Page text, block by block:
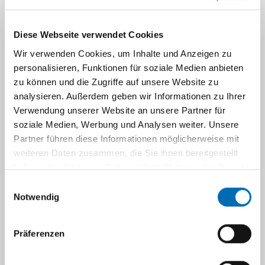
Diese Webseite verwendet Cookies
Wir verwenden Cookies, um Inhalte und Anzeigen zu
personalisieren, Funktionen für soziale Medien anbieten
zu können und die Zugriffe auf unsere Website zu
analysieren. Außerdem geben wir Informationen zu Ihrer
Verwendung unserer Website an unsere Partner für
soziale Medien, Werbung und Analysen weiter. Unsere
Partner führen diese Informationen möglicherweise mit
weiteren Daten zusammen, die Sie ihnen bereitgestellt
haben oder die sie im Rahmen Ihrer Nutzung der Dienste
Notwendig
Präferenzen
Bei dem KEK-Kernteam handelt es sich um ein
bestehendes interdisziplinäres Gremium, das
bei grundsätzlichen ethischen Fragestellungen
bei schwierigen Entscheidungen in
medizinischen Grenzsituationen den
Beteiligten und Betroffenen beratend zur Seite
steht.
Beitrag zur Darstellung des UKD gegenüber
Angehörigen sowie der Öffentlichkeit. Das KEK
ist unabhängig, weisungsungebunden und